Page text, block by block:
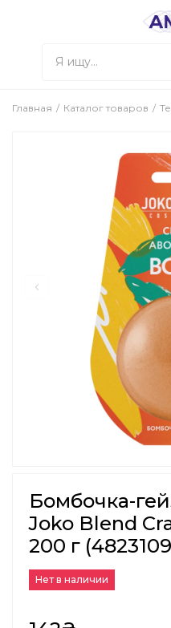
Главная Каталог товаров
Бомбочка-
Joko Blend
200 г
Нет в наличии